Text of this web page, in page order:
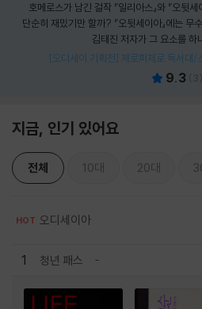
호메로스가 남긴 걸작 『일리아스』와 『오뒷세이아』. 『오뒷세이아』가
단순히 재밌기만 할까? 『오뒷세이아』에는
김태진 저자가 그 요소를 하
[오디세이 기획전] 제로퍼제로 독서대/
9.3 ( 3)
지금, 인기 있어요
전체 10대 20대
HOT 오디세이아
1 청년 패스